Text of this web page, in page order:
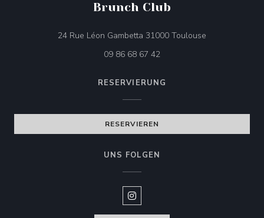
Brunch Club
24 Rue Léon Gambetta 31000 Toulouse
09 86 68 67 42
RESERVIERUNG
RESERVIEREN
UNS FOLGEN
Instagram ((öffnet ein neues